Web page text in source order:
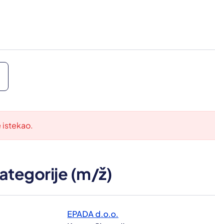
istekao.
(m/ž)
EPADA d.o.o.